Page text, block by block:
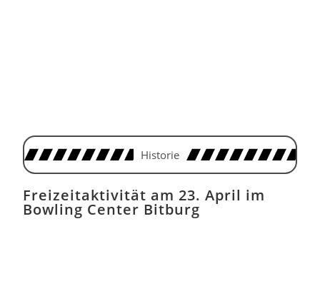
Historie
Freizeitaktivität am 23. April im
Bowling Center Bitburg